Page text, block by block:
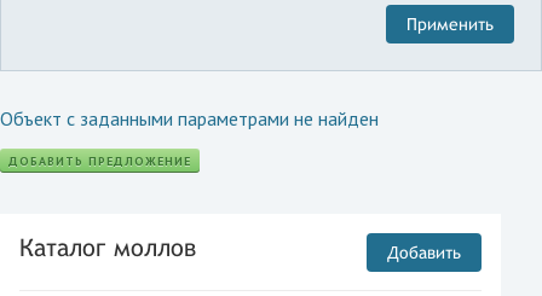
Объект с заданными параметрами не найден
ДОБАВИТЬ ПРЕДЛОЖЕНИЕ
Каталог моллов Добавить